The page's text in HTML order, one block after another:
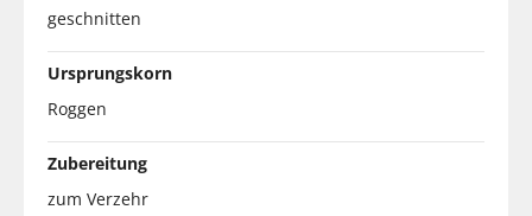
geschnitten
Ursprungskorn
Roggen
Zubereitung
zum Verzehr